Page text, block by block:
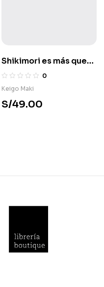
Shikimori es más que
una cara bonita 1
0
Keigo Maki
S/49.00